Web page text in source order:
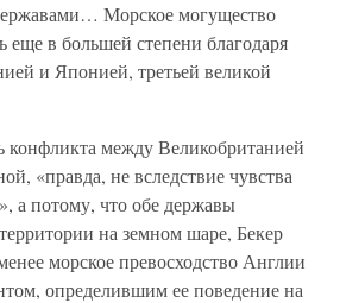
Морское могущество
еще в большей степени благодаря
и Японией, третьей великой
конфликта между Великобританией
«правда, не вследствие чувства
а потому, что обе державы
на земном шаре, Бекер
морское превосходство Англии
определившим ее поведение на